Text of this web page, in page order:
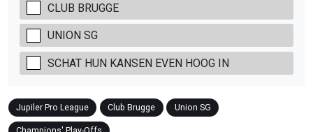
CLUB BRUGGE
UNION SG
SCHAT HUN KANSEN EVEN HOOG IN
Jupiler Pro League Club Brugge Union SG
Champions' Play-Offs